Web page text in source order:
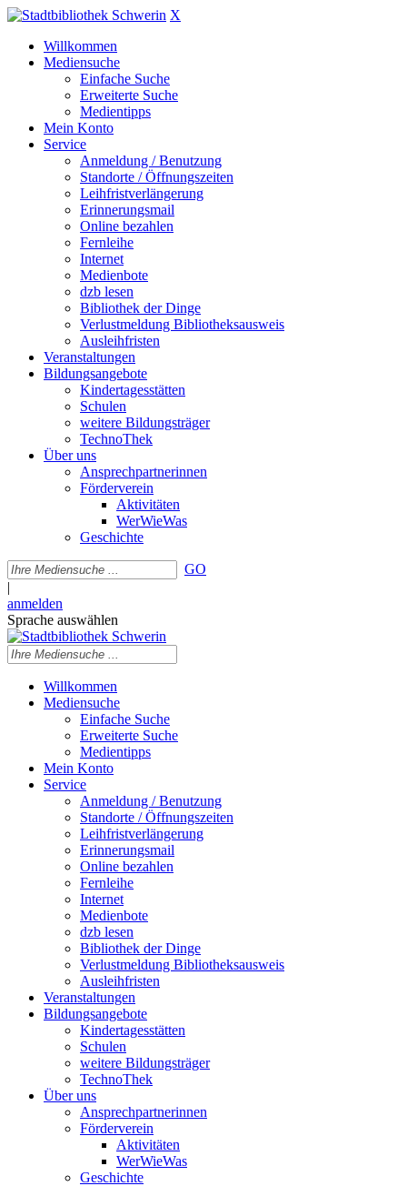
X
Willkommen
Mediensuche
Einfache Suche
Erweiterte Suche
Medientipps
Mein Konto
Service
Anmeldung / Benutzung
Standorte / Öffnungszeiten
Leihfristverlängerung
Erinnerungsmail
Online bezahlen
Fernleihe
Internet
Medienbote
dzb lesen
Bibliothek der Dinge
Verlustmeldung Bibliotheksausweis
Ausleihfristen
Veranstaltungen
Bildungsangebote
Kindertagesstätten
Schulen
weitere Bildungsträger
TechnoThek
Über uns
Ansprechpartnerinnen
Förderverein
Aktivitäten
WerWieWas
Geschichte
GO
|
anmelden
Sprache auswählen
Willkommen
Mediensuche
Einfache Suche
Erweiterte Suche
Medientipps
Mein Konto
Service
Anmeldung / Benutzung
Standorte / Öffnungszeiten
Leihfristverlängerung
Erinnerungsmail
Online bezahlen
Fernleihe
Internet
Medienbote
dzb lesen
Bibliothek der Dinge
Verlustmeldung Bibliotheksausweis
Ausleihfristen
Veranstaltungen
Bildungsangebote
Kindertagesstätten
Schulen
weitere Bildungsträger
TechnoThek
Über uns
Ansprechpartnerinnen
Förderverein
Aktivitäten
WerWieWas
Geschichte